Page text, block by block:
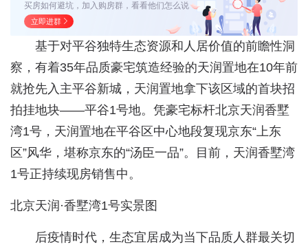
买房如何避坑，加入购房群，看看他们怎么说
立即进群
基于对平谷独特生态资源和人居价值的前瞻性洞
察，有着35年品质豪宅筑造经验的天润置地在10年前
就抢先入主平谷新城，天润置地拿下该区域的首块招
拍挂地块——平谷1号地。凭豪宅标杆北京天润香墅
湾1号，天润置地在平谷区中心地段复现京东“上东
区”风华，堪称京东的“汤臣一品”。目前，天润香墅湾
1号正持续现房销售中。
北京天润·香墅湾1号实景图
后疫情时代，生态宜居成为当下品质人群最关切